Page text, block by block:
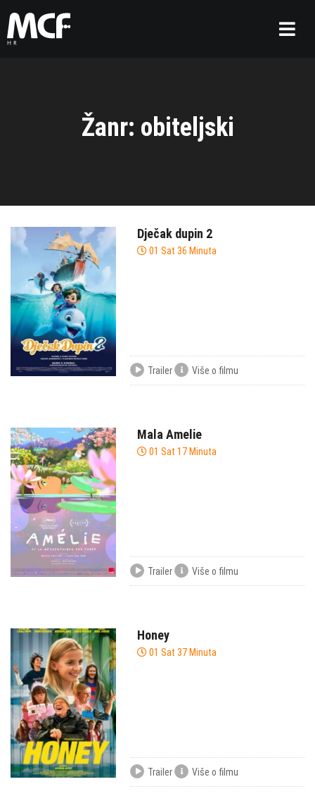
Žanr: obiteljski
Dječak dupin 2
01 Sat 36 Minuta
Trailer Više o filmu
Mala Amelie
01 Sat 17 Minuta
Trailer Više o filmu
Honey
01 Sat 37 Minuta
Trailer Više o filmu